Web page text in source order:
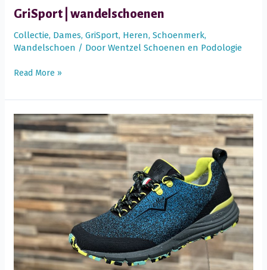
GriSport | wandelschoenen
Collectie, Dames,GriSport, Heren,Schoenmerk,
Wandelschoen / DoorWentzel Schoenen en Podologie
GriSport
wandelschoenen
Read More »